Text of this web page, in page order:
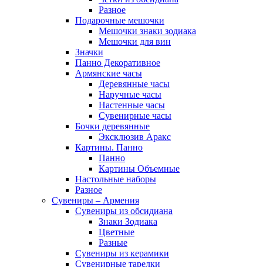
Разное
Подарочные мешочки
Мешочки знаки зодиака
Мешочки для вин
Значки
Панно Декоративное
Армянские часы
Деревянные часы
Наручные часы
Настенные часы
Сувенирные часы
Бочки деревянные
Эксклюзив Аракс
Картины. Панно
Панно
Картины Объемные
Настольные наборы
Разное
Сувениры – Армения
Сувениры из обсидиана
Знаки Зодиака
Цветные
Разные
Сувениры из керамики
Сувенирные тарелки